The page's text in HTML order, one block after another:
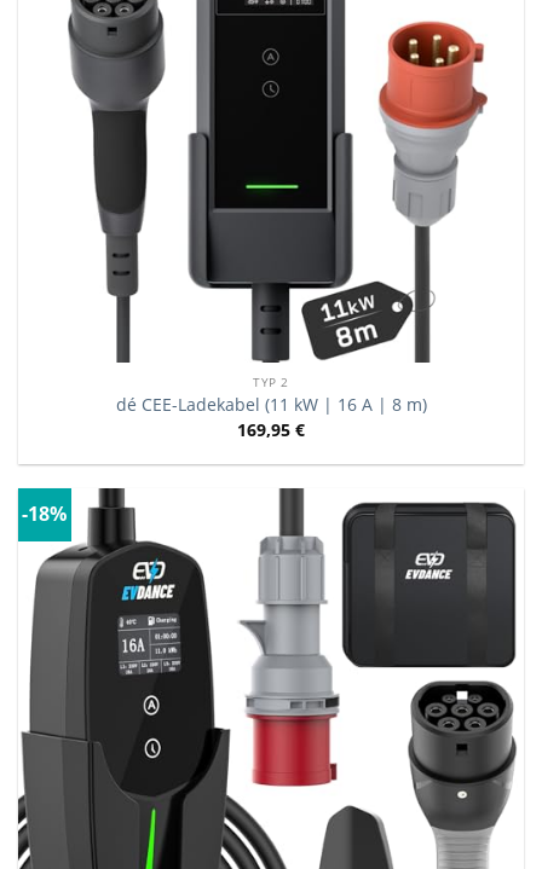
TYP 2
dé CEE-Ladekabel (11 kW | 16 A | 8 m)
169,95 €
-18%